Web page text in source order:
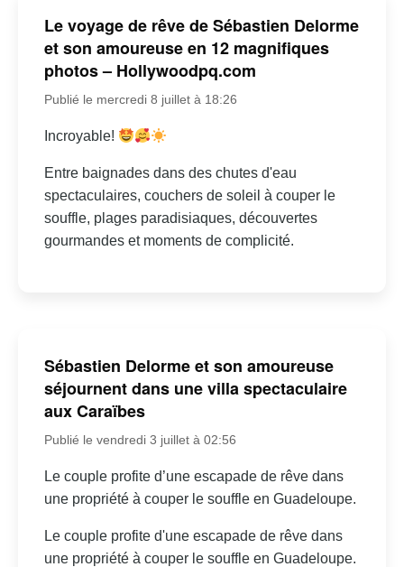
Le voyage de rêve de Sébastien Delorme
et son amoureuse en 12 magnifiques
photos – Hollywoodpq.com
Publié le mercredi 8 juillet à 18:26
Incroyable!
Entre baignades dans des chutes d'eau
spectaculaires, couchers de soleil à couper le
souffle, plages paradisiaques, découvertes
gourmandes et moments de complicité.
Sébastien Delorme et son amoureuse
séjournent dans une villa spectaculaire
aux Caraïbes
Publié le vendredi 3 juillet à 02:56
Le couple profite d’une escapade de rêve dans
une propriété à couper le souffle en Guadeloupe.
Le couple profite d'une escapade de rêve dans
une propriété à couper le souffle en Guadeloupe.